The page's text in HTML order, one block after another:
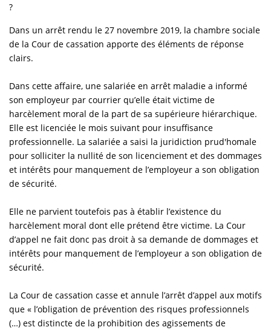
?
Dans un arrêt rendu le 27 novembre 2019, la chambre sociale
de la Cour de cassation apporte des éléments de réponse
clairs.
Dans cette affaire, une salariée en arrêt maladie a informé
son employeur par courrier qu’elle était victime de
harcèlement moral de la part de sa supérieure hiérarchique.
Elle est licenciée le mois suivant pour insuffisance
professionnelle. La salariée a saisi la juridiction prud'homale
pour solliciter la nullité de son licenciement et des dommages
et intérêts pour manquement de l’employeur a son obligation
de sécurité.
Elle ne parvient toutefois pas à établir l’existence du
harcèlement moral dont elle prétend être victime. La Cour
d’appel ne fait donc pas droit à sa demande de dommages et
intérêts pour manquement de l’employeur a son obligation de
sécurité.
La Cour de cassation casse et annule l’arrêt d’appel aux motifs
que « l’obligation de prévention des risques professionnels
(…) est distincte de la prohibition des agissements de